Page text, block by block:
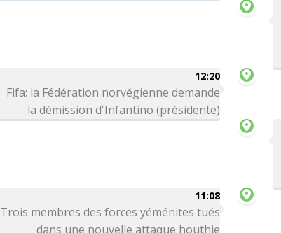
12:20
Fifa: la Fédération norvégienne demande
la démission d'Infantino (présidente)
11:08
Trois membres des forces yéménites tués
dans une nouvelle attaque houthie